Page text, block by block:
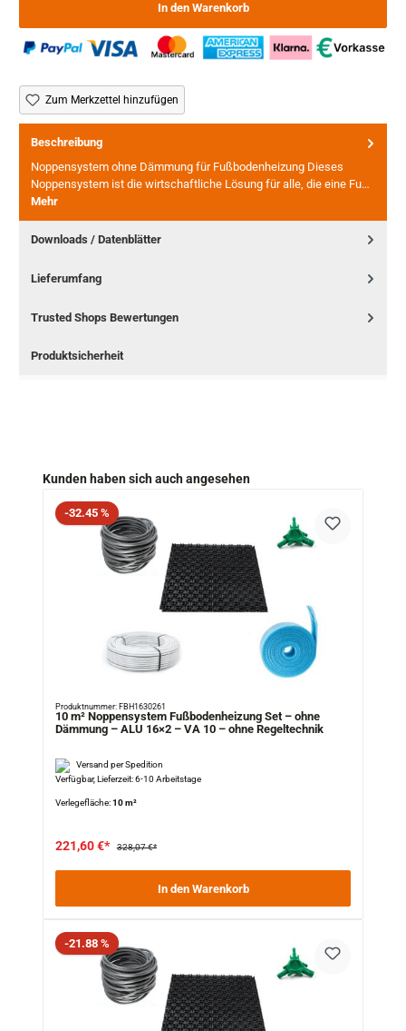
In den Warenkorb
Zum Merkzettel hinzufügen
Beschreibung
Noppensystem ohne Dämmung für Fußbodenheizung Dieses
Noppensystem ist die wirtschaftliche Lösung für alle, die eine Fu…
Mehr
Downloads / Datenblätter
Lieferumfang
Trusted Shops Bewertungen
Produktsicherheit
Produktgalerie überspringen
Kunden haben sich auch angesehen
Rabatt
-32.45 %
Produktnummer: FBH1630261
10 m² Noppensystem Fußbodenheizung Set – ohne
Dämmung – ALU 16×2 – VA 10 – ohne Regeltechnik
Versand per Spedition
Verfügbar, Lieferzeit: 6-10 Arbeitstage
Verlegefläche:10 m²
221,60 €* 328,07 €*
In den Warenkorb
Rabatt
-21.88 %